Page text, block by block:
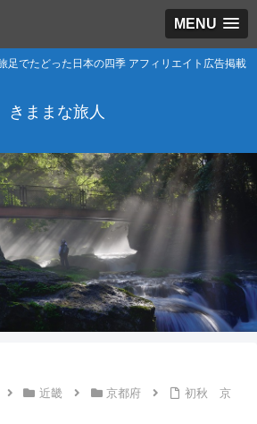
MENU
足でたどった日本の四季 アフィリエイト広告掲載
きままな旅人
近畿 京都府
初秋 京